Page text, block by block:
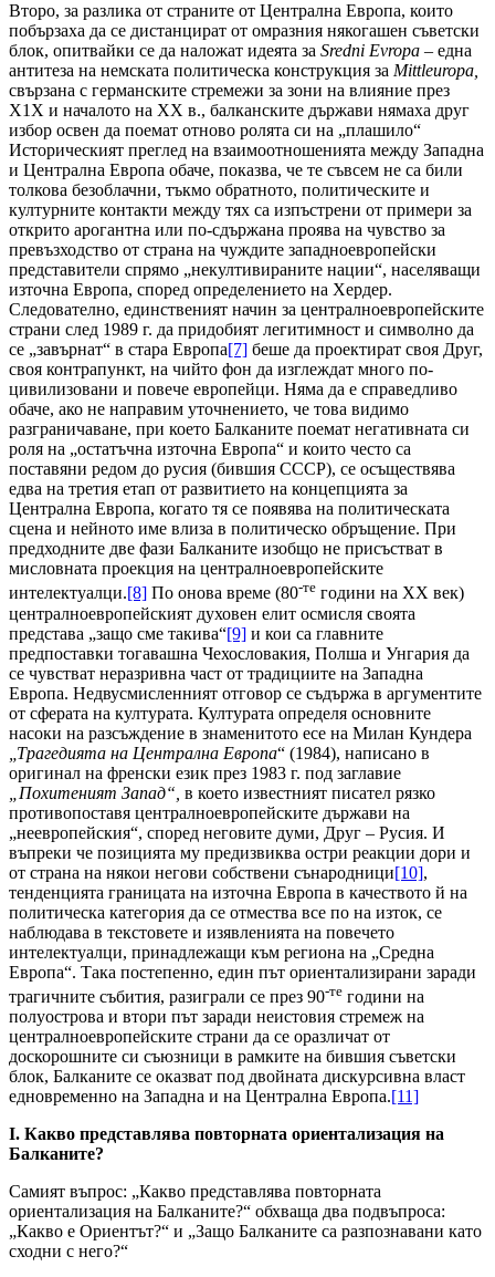
Второ, за разлика от страните от Централна Европа, които
побързаха да се дистанцират от омразния някогашен съветски
блок, опитвайки се да наложат идеята за Sredni Evropa – една
антитеза на немската политическа конструкция за Mittleuropa,
свързана с германските стремежи за зони на влияние през
Х1Х и началото на ХХ в., балканските държави нямаха друг
избор освен да поемат отново ролята си на „плашило“
Историческият преглед на взаимоотношенията между Западна
и Централна Европа обаче, показва, че те съвсем не са били
толкова безоблачни, тъкмо обратното, политическите и
културните контакти между тях са изпъстрени от примери за
открито арогантна или по-сдържана проява на чувство за
превъзходство от страна на чуждите западноевропейски
представители спрямо „некултивираните нации“, населяващи
източна Европа, според определението на Хердер.
Следователно, единственият начин за централноевропейските
страни след 1989 г. да придобият легитимност и символно да
се „завърнат“ в стара Европа[7] беше да проектират своя Друг,
своя контрапункт, на чийто фон да изглеждат много по-
цивилизовани и повече европейци. Няма да е справедливо
обаче, ако не направим уточнението, че това видимо
разграничаване, при което Балканите поемат негативната си
роля на „остатъчна източна Европа“ и които често са
поставяни редом до русия (бившия СССР), се осъществява
едва на третия етап от развитието на концепцията за
Централна Европа, когато тя се появява на политическата
сцена и нейното име влиза в политическо обръщение. При
предходните две фази Балканите изобщо не присъстват в
мисловната проекция на централноевропейските
интелектуалци.[8] По онова време (80-те години на ХХ век)
централноевропейският духовен елит осмисля своята
представа „защо сме такива“[9] и кои са главните
предпоставки тогавашна Чехословакия, Полша и Унгария да
се чувстват неразривна част от традициите на Западна
Европа. Недвусмисленният отговор се съдържа в аргументите
от сферата на културата. Културата определя основните
насоки на разсъждение в знаменитото есе на Милан Кундера
„Трагедията на Централна Европа“ (1984), написано в
оригинал на френски език през 1983 г. под заглавие
„Похитеният Запад“, в което известният писател рязко
противопоставя централноевропейските държави на
„неевропейския“, според неговите думи, Друг – Русия. И
въпреки че позицията му предизвиква остри реакции дори и
от страна на някои негови собствени сънародници[10],
тенденцията границата на източна Европа в качеството й на
политическа категория да се отмества все по на изток, се
наблюдава в текстовете и изявленията на повечето
интелектуалци, принадлежащи към региона на „Средна
Европа“. Така постепенно, един път ориентализирани заради
трагичните събития, разиграли се през 90-те години на
полуострова и втори път заради неистовия стремеж на
централноевропейските страни да се оразличат от
доскорошните си съюзници в рамките на бившия съветски
блок, Балканите се оказват под двойната дискурсивна власт
едновременно на Западна и на Централна Европа.[11]
I. Какво представлява повторната ориентализация на
Балканите?
Самият въпрос: „Какво представлява повторната
ориентализация на Балканите?“ обхваща два подвъпроса:
„Какво е Ориентът?“ и „Защо Балканите са разпознавани като
сходни с него?“